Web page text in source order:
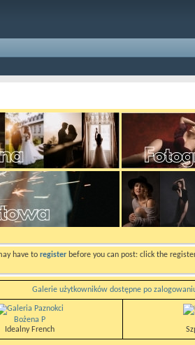
have to register before you can post: click the
Galerie użytkowników dostępne po
Bożena P
Idealny French